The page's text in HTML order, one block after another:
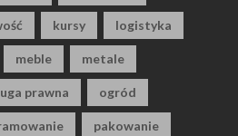
kursy logistyka
meble metale
prawna ogród
pakowanie